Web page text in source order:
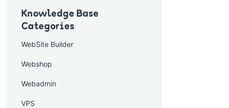
Knowledge Base
Categories
WebSite Builder
Webshop
Webadmin
VPS